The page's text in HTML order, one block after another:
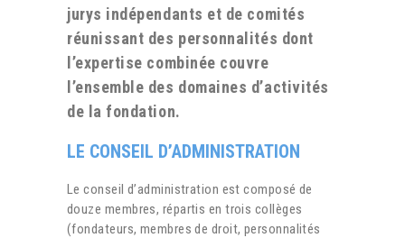
jurys indépendants et de comités
réunissant des personnalités dont
l’expertise combinée couvre
l’ensemble des domaines d’activités
de la fondation.
LE CONSEIL D’ADMINISTRATION
Le conseil d’administration est composé de
douze membres, répartis en trois collèges
(fondateurs, membres de droit, personnalités